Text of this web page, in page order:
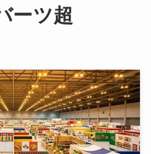
ーツ超